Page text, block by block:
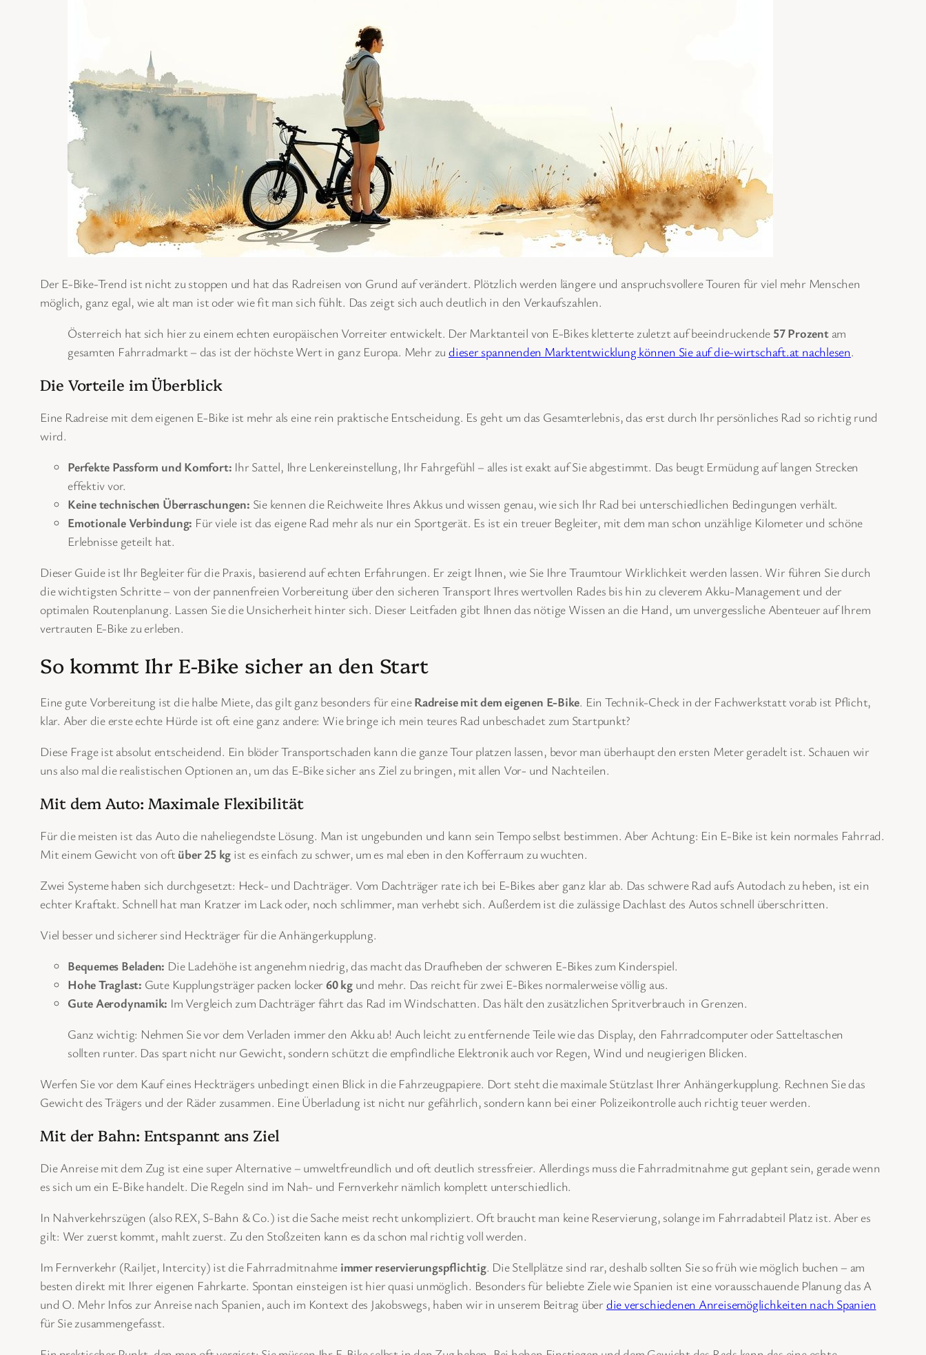
Der E-Bike-Trend ist nicht zu stoppen und hat das Radreisen von Grund auf verändert. Plötzlich werden längere und anspruchsvollere Touren für viel mehr Menschen
möglich, ganz egal, wie alt man ist oder wie fit man sich fühlt. Das zeigt sich auch deutlich in den Verkaufszahlen.
Österreich hat sich hier zu einem echten europäischen Vorreiter entwickelt. Der Marktanteil von E-Bikes kletterte zuletzt auf beeindruckende 57 Prozentam
gesamten Fahrradmarkt – das ist der höchste Wert in ganz Europa. Mehr zu dieser spannenden Marktentwicklung können Sie auf die-wirtschaft.at nachlesen.
Die Vorteile im Überblick
Eine Radreise mit dem eigenen E-Bike ist mehr als eine rein praktische Entscheidung. Es geht um das Gesamterlebnis, das erst durch Ihr persönliches Rad so richtig rund
wird.
Perfekte Passform und Komfort: Ihr Sattel, Ihre Lenkereinstellung, Ihr Fahrgefühl – alles ist exakt auf Sie abgestimmt. Das beugt Ermüdung auf langen Strecken
effektiv vor.
Keine technischen Überraschungen: Sie kennen die Reichweite Ihres Akkus und wissen genau, wie sich Ihr Rad bei unterschiedlichen Bedingungen verhält.
Emotionale Verbindung: Für viele ist das eigene Rad mehr als nur ein Sportgerät. Es ist ein treuer Begleiter, mit dem man schon unzählige Kilometer und schöne
Erlebnisse geteilt hat.
Dieser Guide ist Ihr Begleiter für die Praxis, basierend auf echten Erfahrungen. Er zeigt Ihnen, wie Sie Ihre Traumtour Wirklichkeit werden lassen. Wir führen Sie durch
die wichtigsten Schritte – von der pannenfreien Vorbereitung über den sicheren Transport Ihres wertvollen Rades bis hin zu cleverem Akku-Management und der
optimalen Routenplanung. Lassen Sie die Unsicherheit hinter sich. Dieser Leitfaden gibt Ihnen das nötige Wissen an die Hand, um unvergessliche Abenteuer auf Ihrem
vertrauten E-Bike zu erleben.
So kommt Ihr E-Bike sicher an den Start
Eine gute Vorbereitung ist die halbe Miete, das gilt ganz besonders für eineRadreise mit dem eigenen E-Bike. Ein Technik-Check in der Fachwerkstatt vorab ist Pflicht,
klar. Aber die erste echte Hürde ist oft eine ganz andere: Wie bringe ich mein teures Rad unbeschadet zum Startpunkt?
Diese Frage ist absolut entscheidend. Ein blöder Transportschaden kann die ganze Tour platzen lassen, bevor man überhaupt den ersten Meter geradelt ist. Schauen wir
uns also mal die realistischen Optionen an, um das E-Bike sicher ans Ziel zu bringen, mit allen Vor- und Nachteilen.
Mit dem Auto: Maximale Flexibilität
Für die meisten ist das Auto die naheliegendste Lösung. Man ist ungebunden und kann sein Tempo selbst bestimmen. Aber Achtung: Ein E-Bike ist kein normales Fahrrad.
Mit einem Gewicht von oft über 25 kg ist es einfach zu schwer, um es mal eben in den Kofferraum zu wuchten.
Zwei Systeme haben sich durchgesetzt: Heck- und Dachträger. Vom Dachträger rate ich bei E-Bikes aber ganz klar ab. Das schwere Rad aufs Autodach zu heben, ist ein
echter Kraftakt. Schnell hat man Kratzer im Lack oder, noch schlimmer, man verhebt sich. Außerdem ist die zulässige Dachlast des Autos schnell überschritten.
Viel besser und sicherer sind Heckträger für die Anhängerkupplung.
Bequemes Beladen: Die Ladehöhe ist angenehm niedrig, das macht das Draufheben der schweren E-Bikes zum Kinderspiel.
Hohe Traglast: Gute Kupplungsträger packen locker60 kgund mehr. Das reicht für zwei E-Bikes normalerweise völlig aus.
Gute Aerodynamik: Im Vergleich zum Dachträger fährt das Rad im Windschatten. Das hält den zusätzlichen Spritverbrauch in Grenzen.
Ganz wichtig: Nehmen Sie vor dem Verladen immer den Akku ab! Auch leicht zu entfernende Teile wie das Display, den Fahrradcomputer oder Satteltaschen
sollten runter. Das spart nicht nur Gewicht, sondern schützt die empfindliche Elektronik auch vor Regen, Wind und neugierigen Blicken.
Werfen Sie vor dem Kauf eines Heckträgers unbedingt einen Blick in die Fahrzeugpapiere. Dort steht die maximale Stützlast Ihrer Anhängerkupplung. Rechnen Sie das
Gewicht des Trägers und der Räder zusammen. Eine Überladung ist nicht nur gefährlich, sondern kann bei einer Polizeikontrolle auch richtig teuer werden.
Mit der Bahn: Entspannt ans Ziel
Die Anreise mit dem Zug ist eine super Alternative – umweltfreundlich und oft deutlich stressfreier. Allerdings muss die Fahrradmitnahme gut geplant sein, gerade wenn
es sich um ein E-Bike handelt. Die Regeln sind im Nah- und Fernverkehr nämlich komplett unterschiedlich.
In Nahverkehrszügen (also REX, S-Bahn & Co.) ist die Sache meist recht unkompliziert. Oft braucht man keine Reservierung, solange im Fahrradabteil Platz ist. Aber es
gilt: Wer zuerst kommt, mahlt zuerst. Zu den Stoßzeiten kann es da schon mal richtig voll werden.
Im Fernverkehr (Railjet, Intercity) ist die Fahrradmitnahme immer reservierungspflichtig. Die Stellplätze sind rar, deshalb sollten Sie so früh wie möglich buchen – am
besten direkt mit Ihrer eigenen Fahrkarte. Spontan einsteigen ist hier quasi unmöglich. Besonders für beliebte Ziele wie Spanien ist eine vorausschauende Planung das A
und O. Mehr Infos zur Anreise nach Spanien, auch im Kontext des Jakobswegs, haben wir in unserem Beitrag über die verschiedenen Anreisemöglichkeiten nach Spanien
für Sie zusammengefasst.